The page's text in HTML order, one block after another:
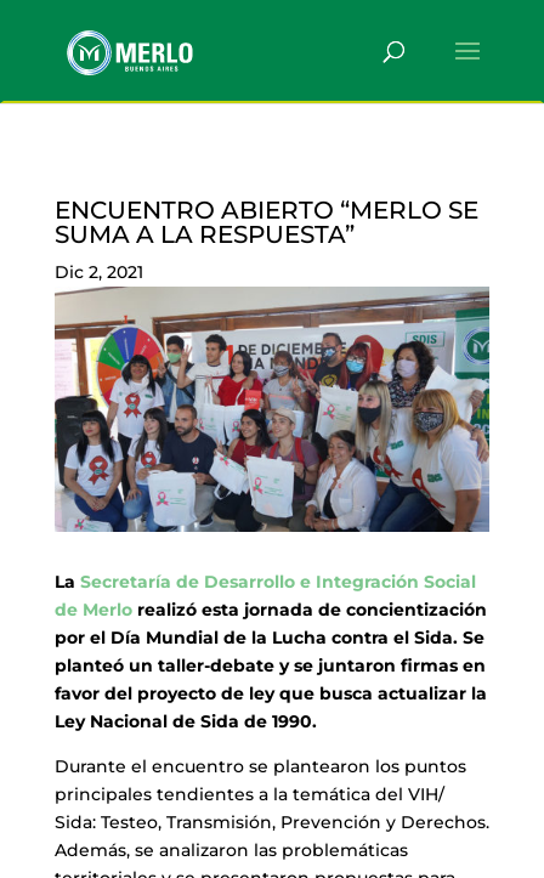
ENCUENTRO ABIERTO “MERLO SE
SUMA A LA RESPUESTA”
Dic 2, 2021
La Secretaría de Desarrollo e Integración Social
de Merlorealizó esta jornada de concientización
por el Día Mundial de la Lucha contra el Sida. Se
planteó un taller-debate y se juntaron firmas en
favor del proyecto de ley que busca actualizar la
Ley Nacional de Sida de 1990.
Durante el encuentro se plantearon los puntos
principales tendientes a la temática del VIH/
Sida: Testeo, Transmisión, Prevención y Derechos.
Además, se analizaron las problemáticas